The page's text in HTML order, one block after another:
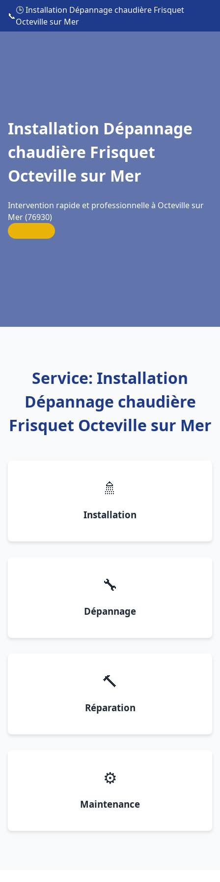
📞
🕒 Installation Dépannage chaudière Frisquet
Octeville sur Mer
Installation Dépannage
chaudière Frisquet
Octeville sur Mer
Intervention rapide et professionnelle à Octeville sur
Mer (76930)
Service: Installation
Dépannage chaudière
Frisquet Octeville sur Mer
🚿
Installation
🔧
Dépannage
🔨
Réparation
⚙️
Maintenance